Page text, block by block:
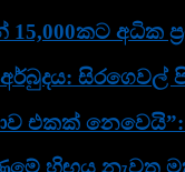
අධික
සිරගෙවල්
එකක් නෙවෙයි”:
හිඟය නැවත